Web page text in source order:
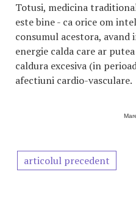
Totusi, medicina
este bine - ca orice om
consumul acestora,
energie calda care ar
caldura excesiva (in
afectiuni cardio-vasculare.
articolul precedent